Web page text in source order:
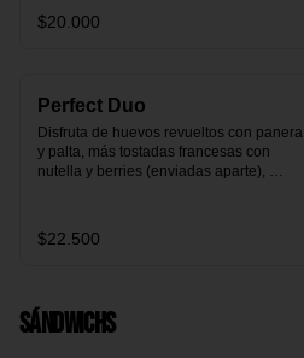
hecha en casa, un mini brownie y galleta
de avena para compartir.
$20.000
Perfect Duo
Disfruta de huevos revueltos con panera
y palta, más tostadas francesas con
nutella y berries (enviadas aparte),
mermelada de arándanos y granola
hecha en casa.
$22.500
Sándwichs